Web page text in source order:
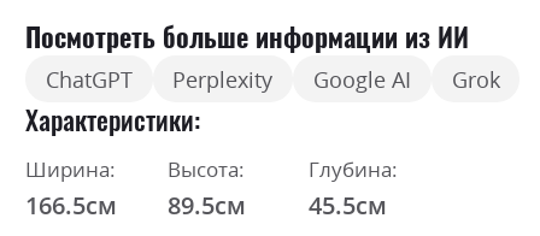
Посмотреть больше информации из ИИ
ChatGPT Perplexity Google AI Grok
Характеристики
Ширина:
166.5см
Высота:
89.5см
Глубина:
45.5см